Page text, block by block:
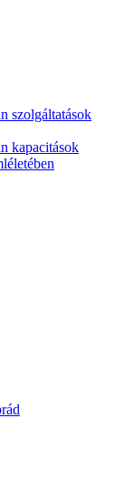
szolgáltatások
kapacitások